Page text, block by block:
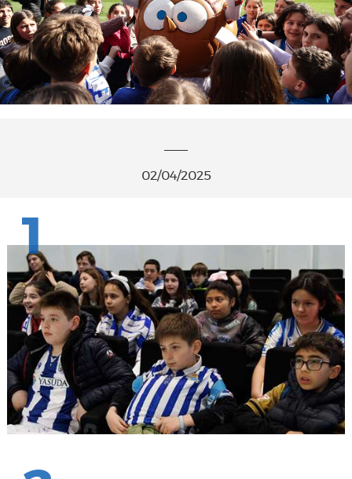
02/04/2025
1